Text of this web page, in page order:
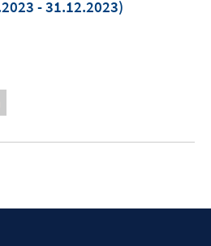
- 31.12.2023)